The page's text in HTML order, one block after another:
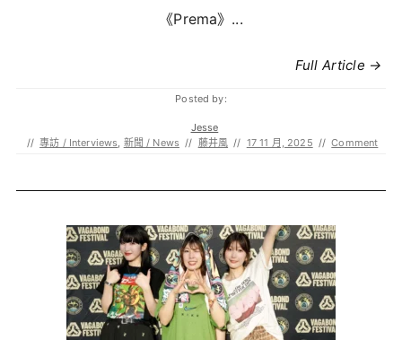
《Prema》...
Full Article →
Posted by:
Jesse
// 專訪 / Interviews, 新聞 / News // 藤井風 // 17 11 月, 2025 // Comment